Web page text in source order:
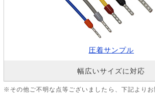
圧着サンプル
幅広いサイズに対応
※その他ご不明な点等ございましたら、下記よりお